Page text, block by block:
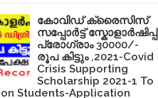
കോവിഡ് ക്രൈസിസ്
സപ്പോർട്ട് സ്കോളാർഷിപ്പ്
പ്രോഗ്രാം 30000/-
രൂപ കിട്ടും ,2021-Covid
Crisis Supporting
Scholarship 2021-1 To
Students-Application